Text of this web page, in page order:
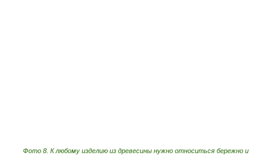
Фото 8. К любому изделию из древесины нужно относиться бережно и